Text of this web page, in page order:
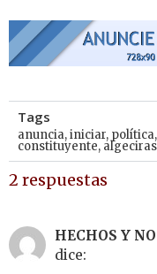
Tags
anuncia,iniciar, política,
constituyente, algeciras
2 respuestas
HECHOS Y
dice: